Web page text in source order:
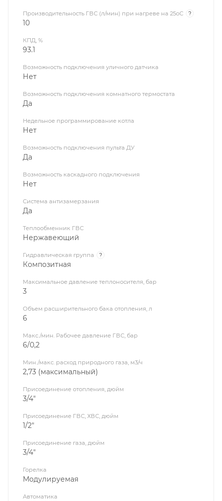
Производительность ГВС (л/мин) при нагреве на 25оС ?
10
КПД, %
93.1
Возможность подключения уличного датчика
Нет
Возможность подключения комнатного термостата
Да
Недельное программирование котла
Нет
Возможность подключения пульта ДУ
Да
Возможность каскадного подключения
Нет
Система антизамерзания
Да
Теплообменник ГВС
Нержавеющий
Гидравлическая группа ?
Композитная
Максимальное давление теплоносителя, бар
3
Объем расширительного бака отопления, л
6
Макс./мин. Рабочее давление ГВС, бар
6/0,2
Мин./макс. расход природного газа, м3/ч
2,73 (максимальный)
Присоединение отопления, дюйм
3/4"
Присоединение ГВС, ХВС, дюйм
1/2"
Присоединение газа, дюйм
3/4"
Горелка
Модулируемая
Автоматика